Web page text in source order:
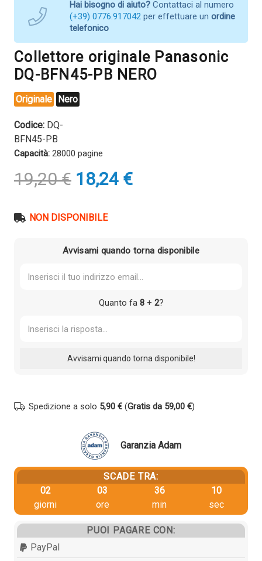
Hai bisogno di aiuto? Contattaci al numero
(+39) 0776.917042 per effettuare un ordine
telefonico
Collettore originale Panasonic
DQ-BFN45-PB NERO
Originale Nero
Codice: DQ-
BFN45-PB
Capacità: 28000 pagine
19,20€ Il
prezzo
era:
18,24 €Il
prezzo
NON DISPONIBILE
Avvisami quando torna disponibile
Quanto fa 8+ 2?
Spedizione a solo 5,90 € (Gratis da 59,00 €)
Garanzia Adam
SCADE TRA:
02
giorni
03
ore
36
min
10
sec
PUOI PAGARE CON:
PayPal